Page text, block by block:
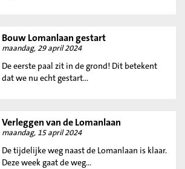
Bouw Lomanlaan gestart
maandag, 29 april 2024
De eerste paal zit in de grond! Dit betekent
dat we nu echt gestart...
Verleggen van de Lomanlaan
maandag, 15 april 2024
De tijdelijke weg naast de Lomanlaan is klaar.
Deze week gaat de weg...